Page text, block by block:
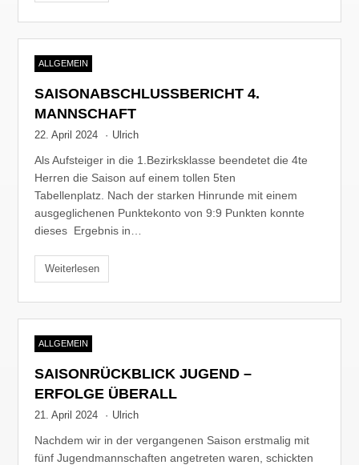
ALLGEMEIN
SAISONABSCHLUSSBERICHT 4.
MANNSCHAFT
22. April 2024 · Ulrich
Als Aufsteiger in die 1.Bezirksklasse beendetet die 4te
Herren die Saison auf einem tollen 5ten
Tabellenplatz. Nach der starken Hinrunde mit einem
ausgeglichenen Punktekonto von 9:9 Punkten konnte
dieses Ergebnis in…
Weiterlesen
ALLGEMEIN
SAISONRÜCKBLICK JUGEND –
ERFOLGE ÜBERALL
21. April 2024 · Ulrich
Nachdem wir in der vergangenen Saison erstmalig mit
fünf Jugendmannschaften angetreten waren, schickten